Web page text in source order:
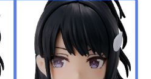
品或服務，並由商店將買賣／分期付款
使用本公司帳單繳交帳款。
」之契約關係目的，商店將以您的個人
予台灣大哥大進項蒐集、處理及利用，
資料之確認、核對及更正。
結：
https://oppay.tw/userRule
上)免運費
上)免運費